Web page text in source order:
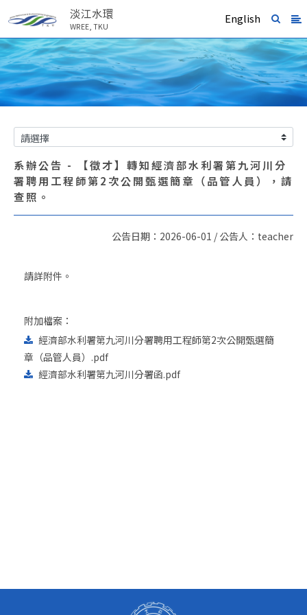
淡江水環
WREE, TKU
English
系辦公告 - 【徵才】轉知經濟部水利署第九河川分
署聘用工程師第2次公開甄選簡章（品管人員），請
查照。
公告日期：2026-06-01 / 公告人：teacher
請詳附件。
附加檔案：
經濟部水利署第九河川分署聘用工程師第2次公開甄選簡
章（品管人員）.pdf
經濟部水利署第九河川分署函.pdf